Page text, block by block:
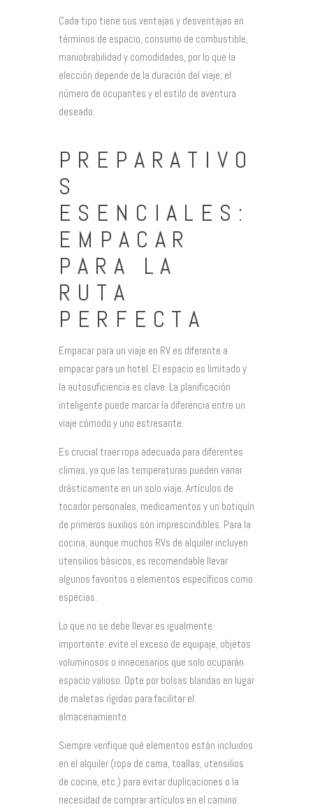
Cada tipo tiene sus ventajas y desventajas en
términos de espacio, consumo de combustible,
maniobrabilidad y comodidades, por lo que la
elección depende de la duración del viaje, el
número de ocupantes y el estilo de aventura
deseado.
PREPARATIVO
S
ESENCIALES:
EMPACAR
PARA LA
RUTA
PERFECTA
Empacar para un viaje en RV es diferente a
empacar para un hotel. El espacio es limitado y
la autosuficiencia es clave. La planificación
inteligente puede marcar la diferencia entre un
viaje cómodo y uno estresante.
Es crucial traer ropa adecuada para diferentes
climas, ya que las temperaturas pueden variar
drásticamente en un solo viaje. Artículos de
tocador personales, medicamentos y un botiquín
de primeros auxilios son imprescindibles. Para la
cocina, aunque muchos RVs de alquiler incluyen
utensilios básicos, es recomendable llevar
algunos favoritos o elementos específicos como
especias.
Lo que no se debe llevar es igualmente
importante: evite el exceso de equipaje, objetos
voluminosos o innecesarios que solo ocuparán
espacio valioso. Opte por bolsas blandas en lugar
de maletas rígidas para facilitar el
almacenamiento.
Siempre verifique qué elementos están incluidos
en el alquiler (ropa de cama, toallas, utensilios
de cocina, etc.) para evitar duplicaciones o la
necesidad de comprar artículos en el camino.